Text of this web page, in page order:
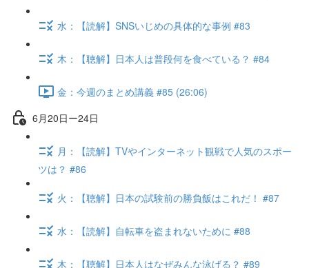
水：【読解】SNSいじめの具体的な事例 #83
木：【聴解】日本人は普段何を食べている？ #84
金：今週のまとめ講義 #85 (26:06)
6月20日ー24日
月：【読解】TVやインターネット観戦で人気のスポー
ツは？ #86
火：【聴解】日本の試験前の勝負飯はこれだ！ #87
水：【読解】自転車を盗まれないために #88
木：【聴解】日本人はなぜみんな泳げる？ #89